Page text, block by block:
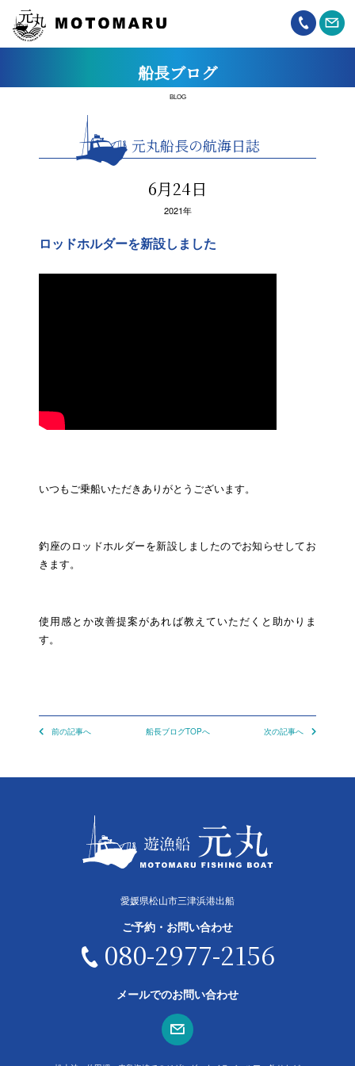
船長ブログ
BLOG
元丸船長の航海日誌
6月24日
2021年
ロッドホルダーを新設しました
いつもご乗船いただきありがとうございます。
釣座のロッドホルダーを新設しましたのでお知らせしてお
きます。
使用感とか改善提案があれば教えていただくと助かりま
す。
前の記事へ 船長ブログTOPへ 次の記事へ
愛媛県松山市三津浜港出船
ご予約・お問い合わせ
080-2977-2156
メールでのお問い合わせ